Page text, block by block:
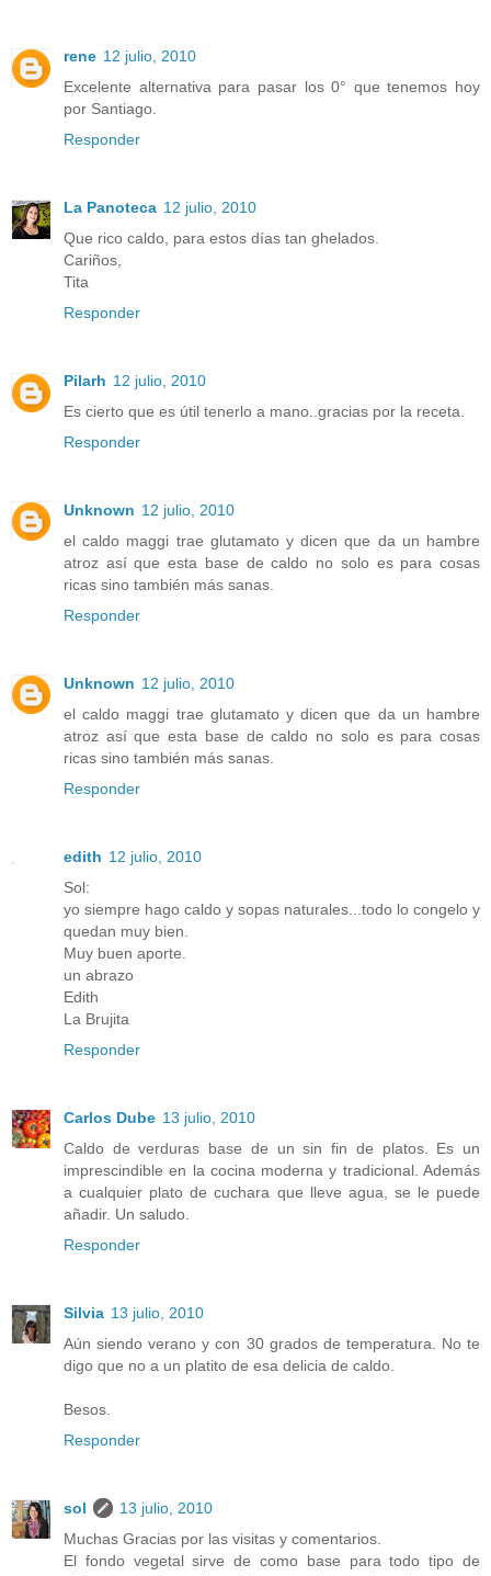
rene 12 julio, 2010
Excelente alternativa para pasar los 0° que tenemos hoy
por Santiago.
Responder
La Panoteca 12 julio, 2010
Que rico caldo, para estos días tan ghelados.
Cariños,
Tita
Responder
Pilarh 12 julio, 2010
Es cierto que es útil tenerlo a mano..gracias por la receta.
Responder
Unknown 12 julio, 2010
el caldo maggi trae glutamato y dicen que da un hambre
atroz así que esta base de caldo no solo es para cosas
ricas sino también más sanas.
Responder
Unknown 12 julio, 2010
el caldo maggi trae glutamato y dicen que da un hambre
atroz así que esta base de caldo no solo es para cosas
ricas sino también más sanas.
Responder
edith 12 julio, 2010
Sol:
yo siempre hago caldo y sopas naturales...todo lo congelo y
quedan muy bien.
Muy buen aporte.
un abrazo
Edith
La Brujita
Responder
Carlos Dube 13 julio, 2010
Caldo de verduras base de un sin fin de platos. Es un
imprescindible en la cocina moderna y tradicional. Además
a cualquier plato de cuchara que lleve agua, se le puede
añadir. Un saludo.
Responder
Silvia 13 julio, 2010
Aún siendo verano y con 30 grados de temperatura. No te
digo que no a un platito de esa delicia de caldo.
Besos.
Responder
sol
13 julio, 2010
Muchas Gracias por las visitas y comentarios.
El fondo vegetal sirve de como base para todo tipo de